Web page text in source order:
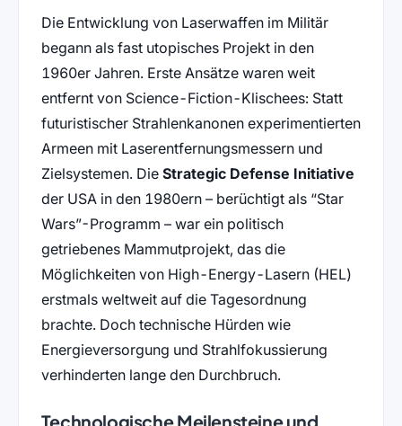
Die Entwicklung von Laserwaffen im Militär
begann als fast utopisches Projekt in den
1960er Jahren. Erste Ansätze waren weit
entfernt von Science-Fiction-Klischees: Statt
futuristischer Strahlenkanonen experimentierten
Armeen mit Laserentfernungsmessern und
Zielsystemen. Die Strategic Defense Initiative
der USA in den 1980ern – berüchtigt als “Star
Wars”-Programm – war ein politisch
getriebenes Mammutprojekt, das die
Möglichkeiten von High-Energy-Lasern (HEL)
erstmals weltweit auf die Tagesordnung
brachte. Doch technische Hürden wie
Energieversorgung und Strahlfokussierung
verhinderten lange den Durchbruch.